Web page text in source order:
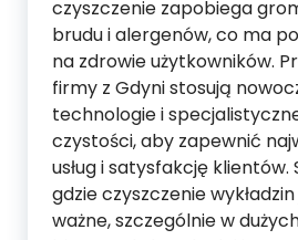
czyszczenie zapobiega
brudu i alergenów, co ma
na zdrowie użytkowników.
firmy z Gdyni stosują
technologie i
czystości, aby zapewnić
usług i satysfakcję klientów.
gdzie czyszczenie
ważne, szczególnie w